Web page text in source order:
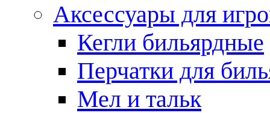
Аксессуары для
Кегли бильярдные
Перчатки для
Мел и тальк